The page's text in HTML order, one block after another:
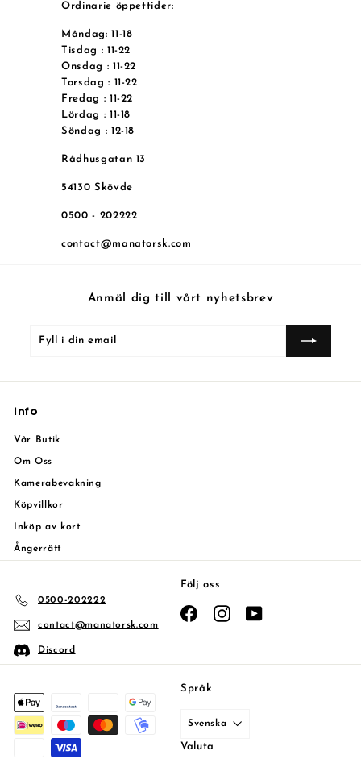
Ordinarie öppettider:
Måndag: 11-18
Tisdag : 11-22
Onsdag : 11-22
Torsdag: 11-22
Fredag : 11-22
Lördag : 11-18
Söndag : 12-18
Rådhusgatan 13
54130 Skövde
0500 - 202222
contact@manatorsk.com
Anmäl dig till vårt nyhetsbrev
Fyll
email
Prenumerera
Info
Vår Butik
Om Oss
Kamerabevakning
Köpvillkor
Inköp av kort
Ångerrätt
0500-202222
contact@manatorsk.com
Discord
Följ oss
FacebookInstagram
Språk
Svenska
Valuta